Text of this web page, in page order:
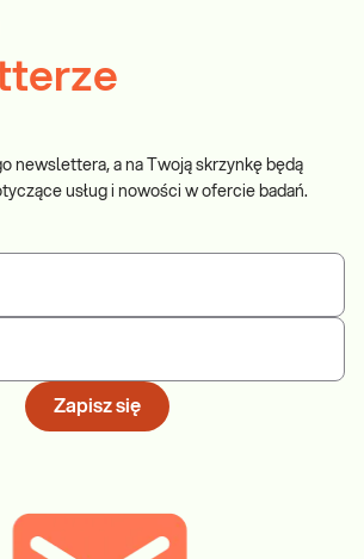
newslettera, a na Twoją skrzynkę będą
usług i nowości w ofercie badań.
Zapisz się